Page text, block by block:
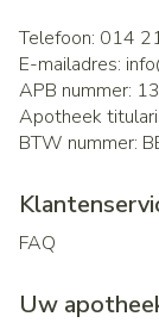
Telefoon: 014
E-mailadres:
APB nummer:
Apotheek
BTW nummer:
FAQ
Uw